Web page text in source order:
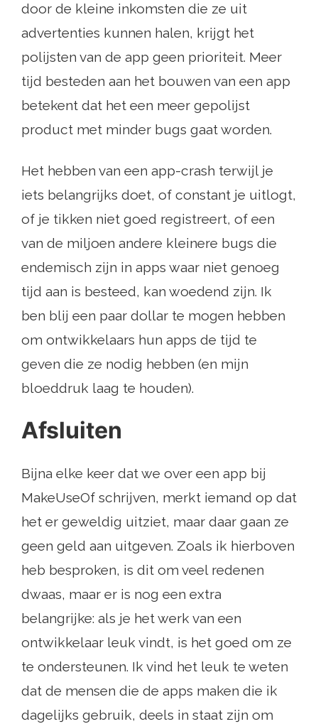
door de kleine inkomsten die ze uit
advertenties kunnen halen, krijgt het
polijsten van de app geen prioriteit. Meer
tijd besteden aan het bouwen van een app
betekent dat het een meer gepolijst
product met minder bugs gaat worden.
Het hebben van een app-crash terwijl je
iets belangrijks doet, of constant je uitlogt,
of je tikken niet goed registreert, of een
van de miljoen andere kleinere bugs die
endemisch zijn in apps waar niet genoeg
tijd aan is besteed, kan woedend zijn. Ik
ben blij een paar dollar te mogen hebben
om ontwikkelaars hun apps de tijd te
geven die ze nodig hebben (en mijn
bloeddruk laag te houden).
Afsluiten
Bijna elke keer dat we over een app bij
MakeUseOf schrijven, merkt iemand op dat
het er geweldig uitziet, maar daar gaan ze
geen geld aan uitgeven. Zoals ik hierboven
heb besproken, is dit om veel redenen
dwaas, maar er is nog een extra
belangrijke: als je het werk van een
ontwikkelaar leuk vindt, is het goed om ze
te ondersteunen. Ik vind het leuk te weten
dat de mensen die de apps maken die ik
dagelijks gebruik, deels in staat zijn om